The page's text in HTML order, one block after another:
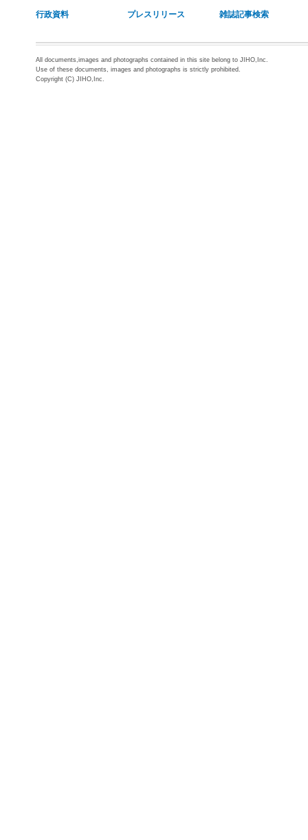
行政資料 プレスリリース 雑誌記事検索
All documents,images and photographs contained in this site belong to JIHO,Inc.
Use of these documents, images and photographs is strictly prohibited.
Copyright (C) JIHO,Inc.